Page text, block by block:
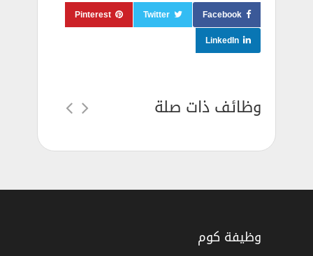
Facebook
Twitter
Pinterest
LinkedIn
وظائف ذات صلة
وظيفة كوم